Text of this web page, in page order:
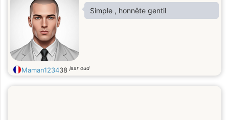
Simple , honnête gentil
Maman123438jaar oud